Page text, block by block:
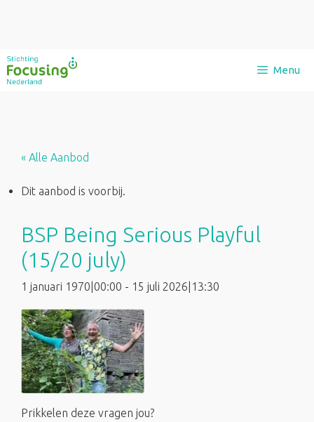
Ga
naar
Menu
« Alle Aanbod
Dit aanbod is voorbij.
BSP Being Serious Playful
(15/20 july)
1 januari 1970|00:00 - 15 juli 2026|13:30
Prikkelen deze vragen jou?